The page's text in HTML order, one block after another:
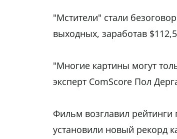
"Мстители" стали
выходных, заработав
"Многие картины могут
эксперт ComScore Пол
Фильм возглавил рейтинги
установили новый рекорд